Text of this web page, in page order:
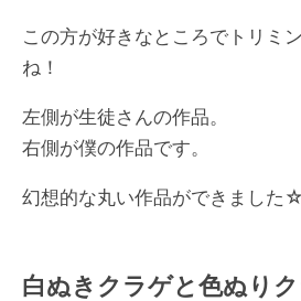
この方が好きなところでトリミ
ね！
左側が生徒さんの作品。
右側が僕の作品です。
幻想的な丸い作品ができました☆
白ぬきクラゲと色ぬり